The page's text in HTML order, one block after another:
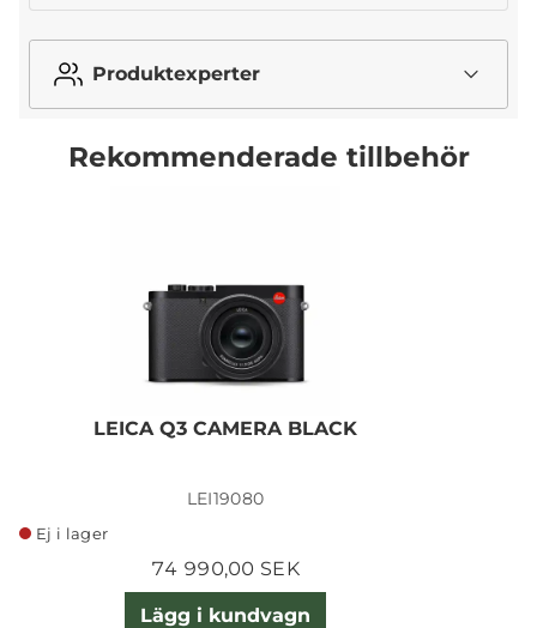
Produktexperter
Rekommenderade tillbehör
LEICA Q3 CAMERA BLACK
LEI19080
Ej i lager
74 990,00 SEK
Lägg i kundvagn